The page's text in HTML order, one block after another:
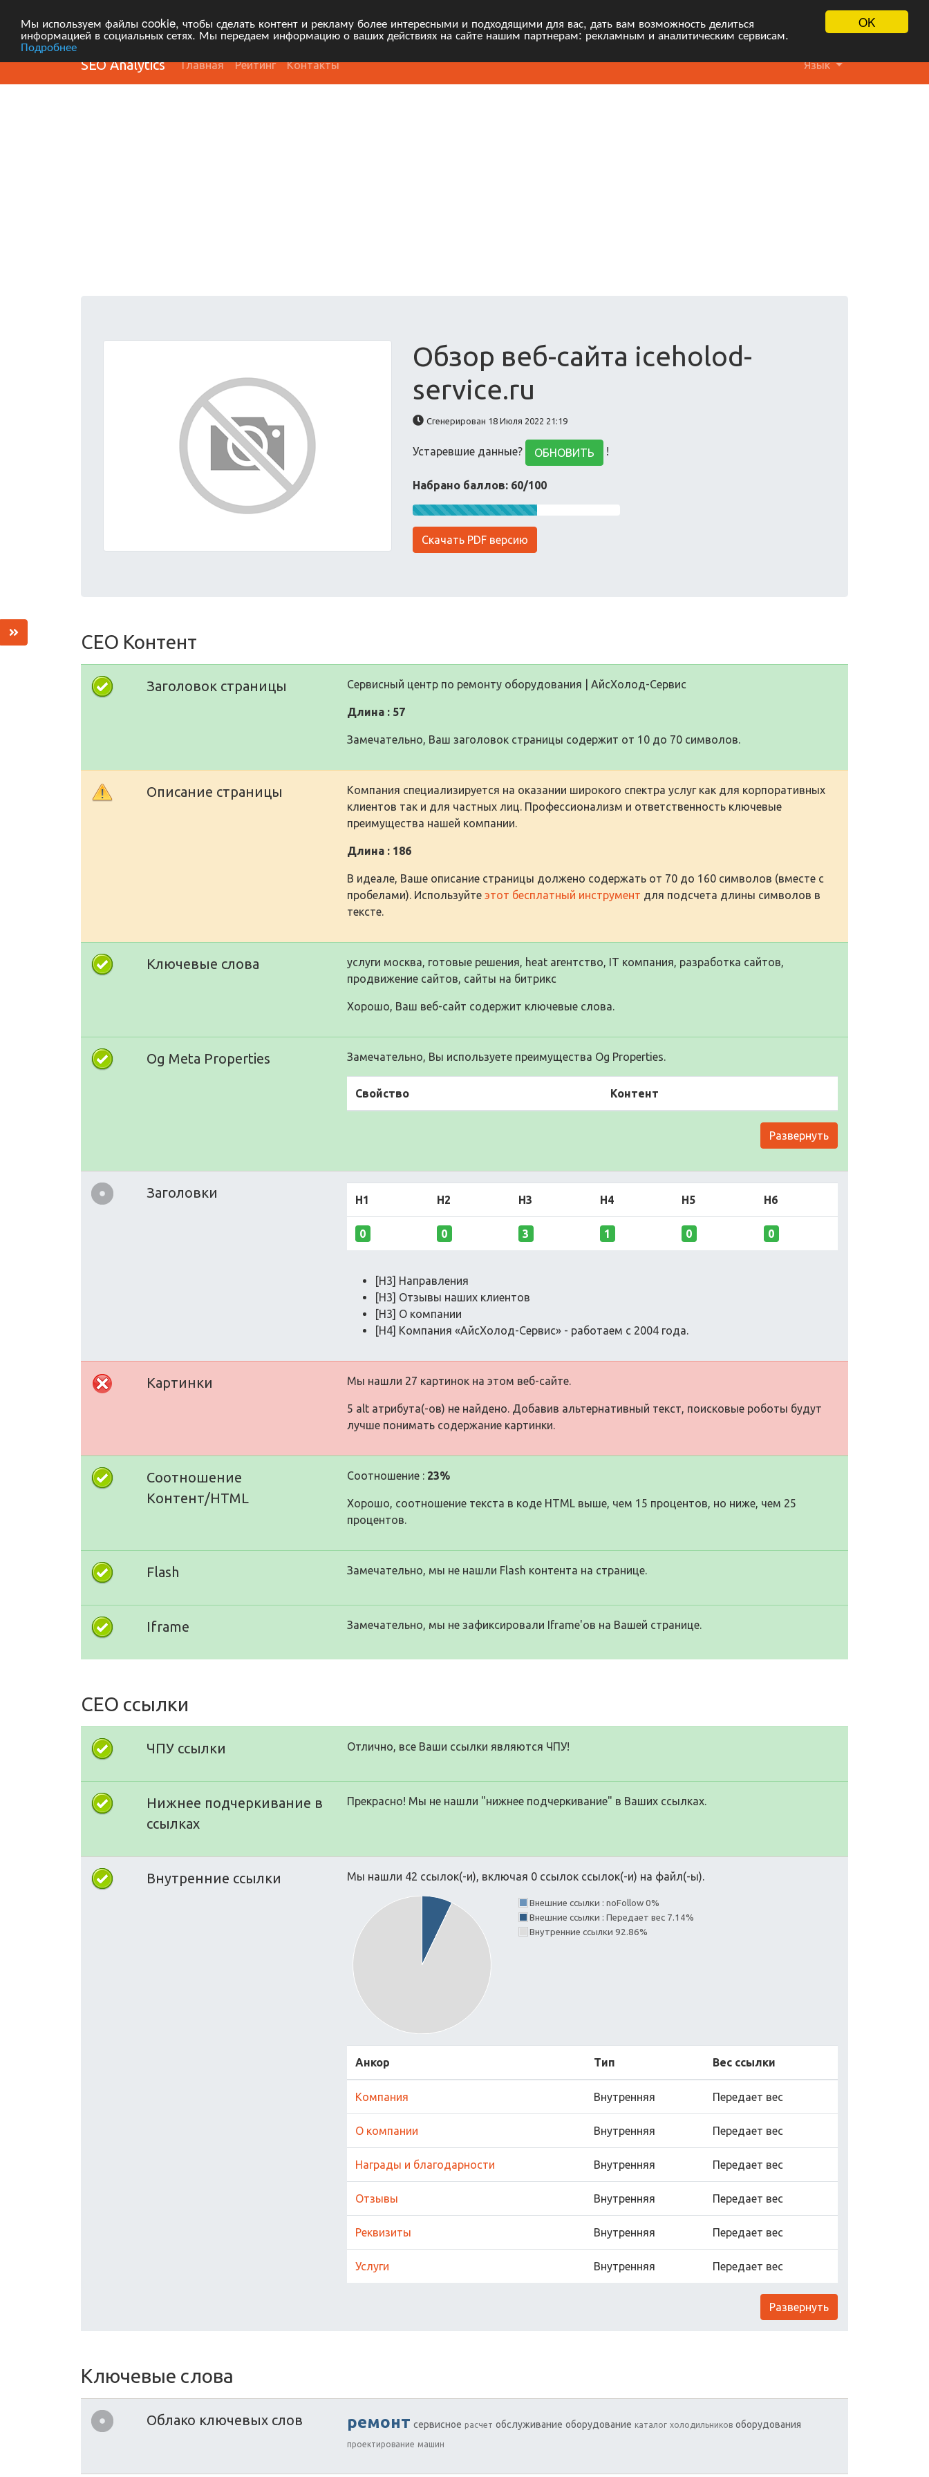
OK
Мы используем файлы cookie, чтобы сделать контент и рекламу более интересными и подходящими для вас, дать вам возможность делиться
информацией в социальных сетях. Мы передаем информацию о ваших действиях на сайте нашим партнерам: рекламным и аналитическим сервисам.
Подробнее
SEO Analytics Главная Рейтинг Контакты Язык
Обзор веб-сайта iceholod-
service.ru
Сгенерирован 18 Июля 2022 21:19
Устаревшие данные? ОБНОВИТЬ !
Набрано баллов: 60/100
Скачать PDF версию
СЕО Контент
Заголовок страницы Сервисный центр по ремонту оборудования | АйсХолод-Сервис
Длина : 57
Замечательно, Ваш заголовок страницы содержит от 10 до 70 символов.
Описание страницы
Компания специализируется на оказании широкого спектра услуг как для корпоративных
клиентов так и для частных лиц. Профессионализм и ответственность ключевые
преимущества нашей компании.
Длина : 186
В идеале, Ваше описание страницы должено содержать от 70 до 160 символов (вместе с
пробелами). Используйте этот бесплатный инструмент для подсчета длины символов в
тексте.
Ключевые слова
услуги москва, готовые решения, heat агентство, IT компания, разработка сайтов,
продвижение сайтов, сайты на битрикс
Хорошо, Ваш веб-сайт содержит ключевые слова.
Og Meta Properties Замечательно, Вы используете преимущества Og Properties.
Свойство Контент
Развернуть
Заголовки H1 H2 H3 H4 H5 H6
0 0 3 1 0 0
[H3] Направления
[H3] Отзывы наших клиентов
[H3] О компании
[H4] Компания «АйсХолод-Сервис» - работаем с 2004 года.
Картинки Мы нашли 27 картинок на этом веб-сайте.
5 alt атрибута(-ов) не найдено. Добавив альтернативный текст, поисковые роботы будут
лучше понимать содержание картинки.
Соотношение
Контент/HTML
Соотношение : 23%
Хорошо, соотношение текста в коде HTML выше, чем 15 процентов, но ниже, чем 25
процентов.
Flash Замечательно, мы не нашли Flash контента на странице.
Iframe Замечательно, мы не зафиксировали Iframe'ов на Вашей странице.
СЕО ссылки
ЧПУ ссылки Отлично, все Ваши ссылки являются ЧПУ!
Нижнее подчеркивание в
ссылках
Прекрасно! Мы не нашли "нижнее подчеркивание" в Ваших ссылках.
Внутренние ссылки Мы нашли 42 ссылок(-и), включая 0 ссылок ссылок(-и) на файл(-ы).
Внешние ссылки : noFollow 0%
Внешние ссылки : Передает вес 7.14%
Внутренние ссылки 92.86%
Анкор Тип Вес ссылки
Компания Внутренняя Передает вес
О компании Внутренняя Передает вес
Награды и благодарности Внутренняя Передает вес
Отзывы Внутренняя Передает вес
Реквизиты Внутренняя Передает вес
Услуги Внутренняя Передает вес
Развернуть
Ключевые слова
Облако ключевых слов ремонт сервисное расчет обслуживание оборудование каталог холодильников оборудования
проектирование машин